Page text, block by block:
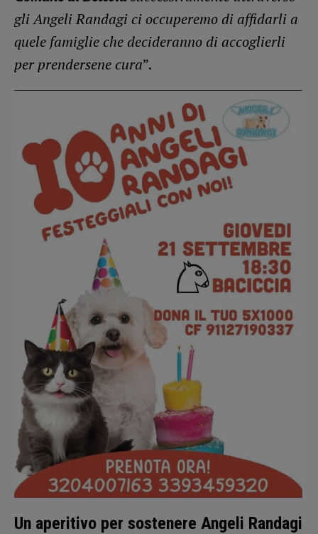
gli Angeli Randagi ci occuperemo di affidarli a
quele famiglie che decideranno di accoglierli
per prendersene cura”.
Un aperitivo per sostenere Angeli Randagi